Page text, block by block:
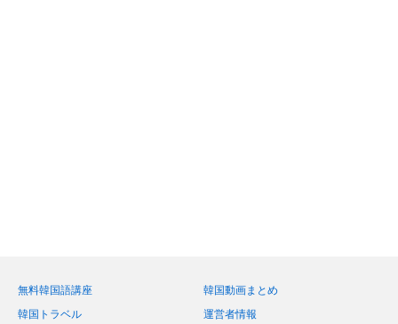
無料韓国語講座
韓国動画まとめ
韓国トラベル
運営者情報